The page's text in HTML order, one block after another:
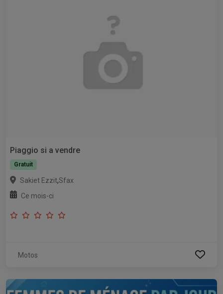
Piaggio si a vendre
Gratuit
Sakiet Ezzit,Sfax
Ce mois-ci
Motos